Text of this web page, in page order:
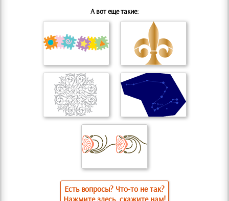
А вот еще такие:
Есть вопросы? Что-то не так?
Нажмите здесь, скажите нам!